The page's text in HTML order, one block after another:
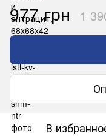
977 грн 1
В